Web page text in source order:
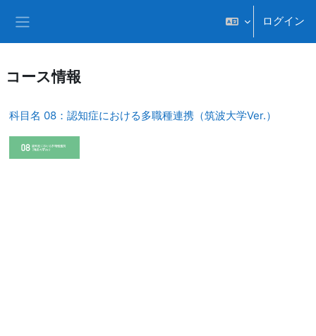
ログイン
コース情報
科目名 08：認知症における多職種連携（筑波大学Ver.）